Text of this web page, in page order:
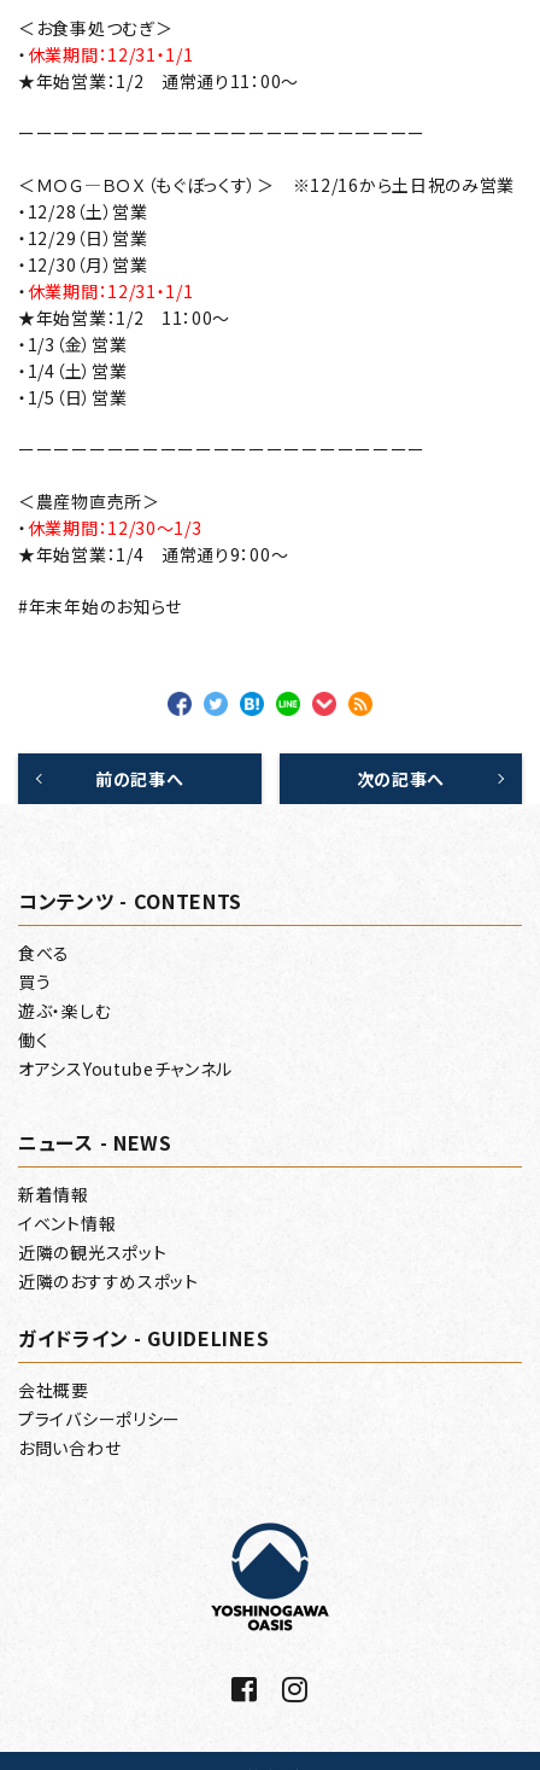
＜お食事処つむぎ＞
・休業期間：12/31・1/1
★年始営業：1/2 通常通り11：00～
ーーーーーーーーーーーーーーーーーーーーーーー
＜ＭＯＧ―ＢＯＸ（もぐぼっくす）＞ ※12/16から土日祝のみ営業
・12/28（土）営業
・12/29（日）営業
・12/30（月）営業
・休業期間：12/31・1/1
★年始営業：1/2 11：00～
・1/3（金）営業
・1/4（土）営業
・1/5（日）営業
ーーーーーーーーーーーーーーーーーーーーーーー
＜農産物直売所＞
・休業期間：12/30～1/3
★年始営業：1/4 通常通り9：00～
#年末年始のお知らせ
前の記事へ 次の記事へ
コンテンツ - CONTENTS
食べる
買う
遊ぶ・楽しむ
働く
オアシスYoutubeチャンネル
ニュース - NEWS
新着情報
イベント情報
近隣の観光スポット
近隣のおすすめスポット
ガイドライン - GUIDELINES
会社概要
プライバシーポリシー
お問い合わせ